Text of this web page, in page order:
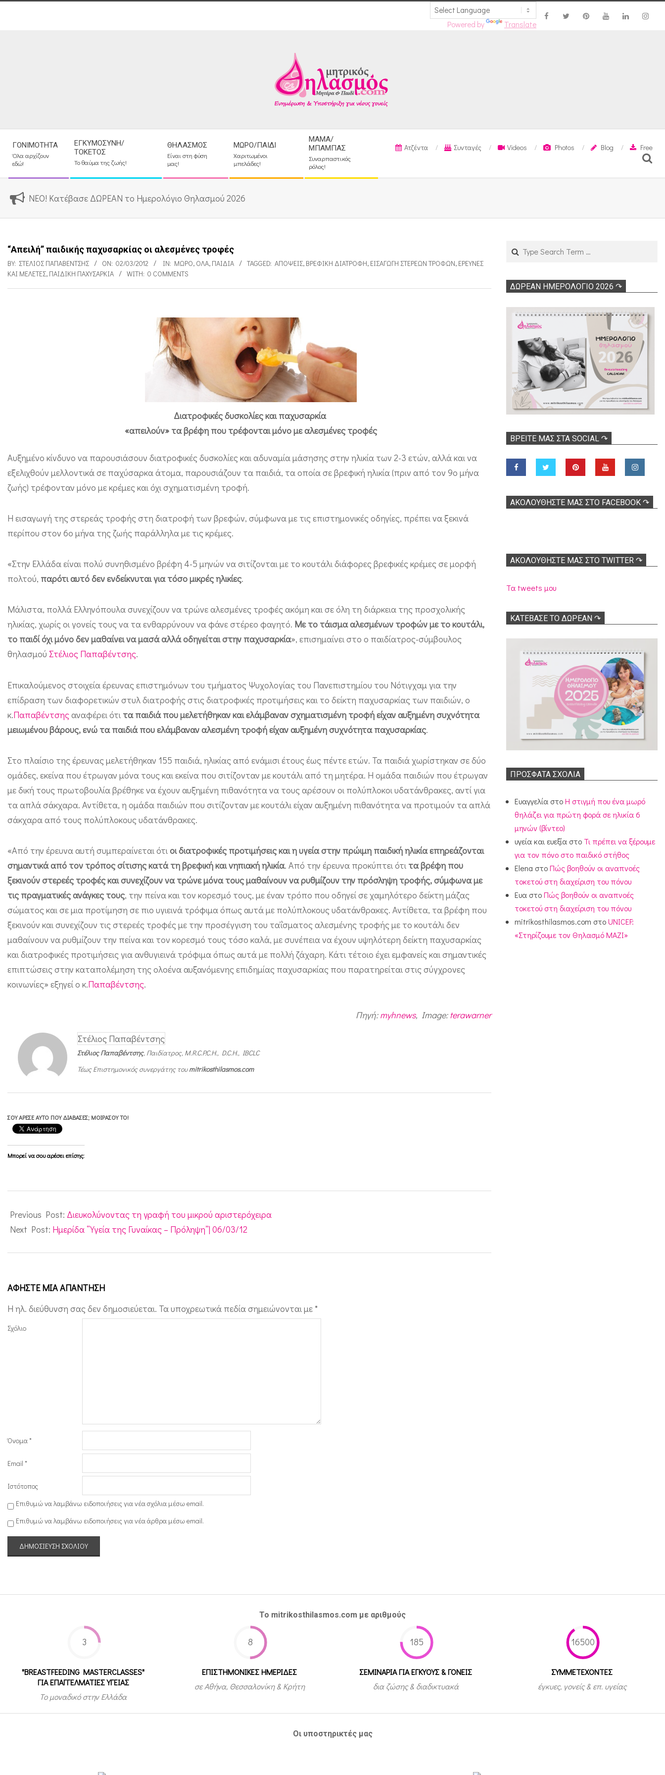
Powered by Translate
Navigation
Menu
ΓΟΝΙΜΌΤΗΤΑ
Όλα αρχίζουν
εδώ!
ΕΓΚΥΜΟΣΎΝΗ/
ΤΟΚΕΤΌΣ
Το θαύμα της ζωής!
ΘΗΛΑΣΜΌΣ
Είναι στη φύση
μας!
ΜΩΡΌ/ΠΑΙΔΊ
Χαριτωμένοι
μπελάδες!
ΜΑΜΆ/
ΜΠΑΜΠΆΣ
Συναρπαστικός
ρόλος!
Ατζέντα Συνταγές Videos Photos Blog
Free
Search
ΝΕΟ! Κατέβασε ΔΩΡΕΑΝ το Ημερολόγιο Θηλασμού 2026
“Απειλή” παιδικής παχυσαρκίας οι αλεσμένες τροφές
BY: ΣΤΈΛΙΟΣ ΠΑΠΑΒΈΝΤΣΗΣ ON: 02/03/2012 IN: ΜΩΡΌ, ΌΛΑ, ΠΑΙΔΙΑ TAGGED: ΑΠΌΨΕΙΣ, ΒΡΕΦΙΚΉ ΔΙΑΤΡΟΦΉ, ΕΙΣΑΓΩΓΉ ΣΤΈΡΕΩΝ ΤΡΟΦΏΝ, ΕΡΕΥΝΕΣ
ΚΑΙ ΜΕΛΈΤΕΣ, ΠΑΙΔΙΚΉ ΠΑΧΥΣΑΡΚΊΑ WITH: 0 COMMENTS
π
α
ι
ι
κ
ς
π
χ
υ
σ
α
κ
ί
α
ς
ι
α
λ
ε
μ
έ
ν
ε
ς
τ
ρ
ο
φ
έ
Διατροφικές δυσκολίες και παχυσαρκία
«απειλούν» τα βρέφη που τρέφονται μόνο με αλεσμένες τροφές
Αυξημένο κίνδυνο να παρουσιάσουν διατροφικές δυσκολίες και αδυναμία μάσησης στην ηλικία των 2-3 ετών, αλλά και να
εξελιχθούν μελλοντικά σε παχύσαρκα άτομα, παρουσιάζουν τα παιδιά, τα οποία σε βρεφική ηλικία (πριν από τον 9ο μήνα
ζωής) τρέφονταν μόνο με κρέμες και όχι σχηματισμένη τροφή.
Η εισαγωγή της στερεάς τροφής στη διατροφή των βρεφών, σύμφωνα με τις επιστημονικές οδηγίες, πρέπει να ξεκινά
περίπου στον 6ο μήνα της ζωής παράλληλα με τις κρέμες.
«Στην Ελλάδα είναι πολύ συνηθισμένο βρέφη 4-5 μηνών να σιτίζονται με το κουτάλι διάφορες βρεφικές κρέμες σε μορφή
πολτού, παρότι αυτό δεν ενδείκνυται για τόσο μικρές ηλικίες.
Μάλιστα, πολλά Ελληνόπουλα συνεχίζουν να τρώνε αλεσμένες τροφές ακόμη και σε όλη τη διάρκεια της προσχολικής
ηλικίας, χωρίς οι γονείς τους να τα ενθαρρύνουν να φάνε στέρεο φαγητό. Με το τάισμα αλεσμένων τροφών με το κουτάλι,
το παιδί όχι μόνο δεν μαθαίνει να μασά αλλά οδηγείται στην παχυσαρκία», επισημαίνει στο ο παιδίατρος-σύμβουλος
θηλασμού Στέλιος Παπαβέντσης.
Επικαλούμενος στοιχεία έρευνας επιστημόνων του τμήματος Ψυχολογίας του Πανεπιστημίου του Νότιγχαμ για την
επίδραση των διαφορετικών στυλ διατροφής στις διατροφικές προτιμήσεις και το δείκτη παχυσαρκίας των παιδιών, ο
κ.Παπαβέντσηςαναφέρει ότι τα παιδιά που μελετήθηκαν και ελάμβαναν σχηματισμένη τροφή είχαν αυξημένη συχνότητα
μειωμένου βάρους, ενώ τα παιδιά που ελάμβαναν αλεσμένη τροφή είχαν αυξημένη συχνότητα παχυσαρκίας.
Στο πλαίσιο της έρευνας μελετήθηκαν 155 παιδιά, ηλικίας από ενάμισι έτους έως πέντε ετών. Τα παιδιά χωρίστηκαν σε δύο
ομάδες, εκείνα που έτρωγαν μόνα τους και εκείνα που σιτίζονταν με κουτάλι από τη μητέρα. Η ομάδα παιδιών που έτρωγαν
με δική τους πρωτοβουλία βρέθηκε να έχουν αυξημένη πιθανότητα να τους αρέσουν οι πολύπλοκοι υδατάνθρακες, αντί για
τα απλά σάκχαρα. Αντίθετα, η ομάδα παιδιών που σιτίζονταν με κουτάλι είχαν αυξημένη πιθανότητα να προτιμούν τα απλά
σάκχαρα από τους πολύπλοκους υδατάνθρακες.
«Από την έρευνα αυτή συμπεραίνεται ότιοι διατροφικές προτιμήσεις και η υγεία στην πρώιμη παιδική ηλικία επηρεάζονται
σημαντικά από τον τρόπος σίτισης κατά τη βρεφική και νηπιακή ηλικία. Από την έρευνα προκύπτει ότι τα βρέφη που
ξεκινούν στερεές τροφές και συνεχίζουν να τρώνε μόνα τους μαθαίνουν να ρυθμίζουν την πρόσληψη τροφής, σύμφωνα με
τις πραγματικές ανάγκες τους, την πείνα και τον κορεσμό τους, με έναν τρόπο που οδηγεί σε χαμηλότερο δείκτη μάζας
σώματος και σε μια προτίμηση σε πιο υγιεινά τρόφιμα όπως αυτά με πολύπλοκους υδατάνθρακες. Αντίθετα, τα βρέφη που
ξεκινούν και συνεχίζουν τις στερεές τροφές με την προσέγγιση του ταΐσματος αλεσμένης τροφής με το κουτάλι δεν
μαθαίνουν να ρυθμίζουν την πείνα και τον κορεσμό τους τόσο καλά, με συνέπεια να έχουν υψηλότερη δείκτη παχυσαρκίας
και διατροφικές προτιμήσεις για ανθυγιεινά τρόφιμα όπως αυτά με πολλή ζάχαρη. Κάτι τέτοιο έχει εμφανείς και σημαντικές
επιπτώσεις στην καταπολέμηση της ολοένα αυξανόμενης επιδημίας παχυσαρκίας που παρατηρείται στις σύγχρονες
κοινωνίες» εξηγεί ο κ.Παπαβέντσης.
Πηγή:myhnews, Image:terawarner
Στέλιος Παπαβέντσης
Στέλιος Παπαβέντσης, Παιδίατρος, M.R.C.P.C.H., D.C.H., IBCLC
Τέως Επιστημονικός συνεργάτης τουmitrikosthilasmos.com
ΣΟΥ ΆΡΕΣΕ ΑΥΤΌ ΠΟΥ ΔΙΆΒΑΣΕΣ; ΜΟΙΡΆΣΟΥ ΤΟ!
Μπορεί να σου αρέσει επίσης:
03-
02
Previous Post: Διευκολύνοντας τη γραφή του μικρού αριστερόχειρα
Next Post: Ημερίδα “Υγεία της Γυναίκας – Πρόληψη”| 06/03/12
ΑΦΉΣΤΕ ΜΙΑ ΑΠΆΝΤΗΣΗ
Η ηλ. διεύθυνση σας δεν δημοσιεύεται. Τα υποχρεωτικά πεδία σημειώνονται με *
Σχόλιο
Όνομα*
Email *
Ιστότοπος
Επιθυμώ να λαμβάνω ειδοποιήσεις για νέα σχόλια μέσω email.
Επιθυμώ να λαμβάνω ειδοποιήσεις για νέα άρθρα μέσω email.
Search
ΔΩΡΕΑΝ ΗΜΕΡΟΛΟΓΙΟ 2026 ↷
ΒΡΕΊΤΕ ΜΑΣ ΣΤΑ SOCIAL ↷
ΑΚΟΛOΥΘΉΣΤΕ ΜΑΣ ΣΤΟ FACEBOOK ↷
ΑΚΟΛΟΥΘΉΣΤΕ ΜΑΣ ΣΤΟ TWITTER ↷
Τα tweets μου
ΚΑΤΕΒΑΣΕ ΤΟ ΔΩΡΕΑΝ ↷
ΠΡΌΣΦΑΤΑ ΣΧΌΛΙΑ
Ευαγγελία στοΗ στιγμή που ένα μωρό
θηλάζει για πρώτη φορά σε ηλικία 6
μηνών (βίντεο)
υγεία και ευεξία στο Τι πρέπει να ξέρουμε
για τον πόνο στο παιδικό στήθος
Elena στοΠώς βοηθούν οι αναπνοές
τοκετού στη διαχείριση του πόνου
Ευα στοΠώς βοηθούν οι αναπνοές
τοκετού στη διαχείριση του πόνου
mitrikosthilasmos.com στοUNICEF:
«Στηρίζουμε τον Θηλασμό ΜΑΖΙ»
Το mitrikosthilasmos.com με αριθμούς
3
"BREASTFEEDING MASTERCLASSES"
ΓΙΑ ΕΠΑΓΓΕΛΜΑΤΙΕΣ ΥΓΕΙΑΣ
Το μοναδικό στην Ελλάδα
8
ΕΠΙΣΤΗΜΟΝΙΚΕΣ ΗΜΕΡΙΔΕΣ
σε Αθήνα, Θεσσαλονίκη & Κρήτη
185
ΣΕΜΙΝΑΡΙΑ ΓΙΑ ΕΓΚΥΟΥΣ & ΓΟΝΕΙΣ
δια ζώσης & διαδικτυακά
16500
ΣΥΜΜΕΤEΧΟΝΤΕΣ
έγκυες, γονείς & επ. υγείας
Οι υποστηρικτές μας